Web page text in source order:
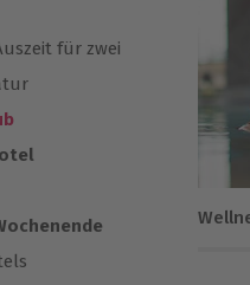
für zwei